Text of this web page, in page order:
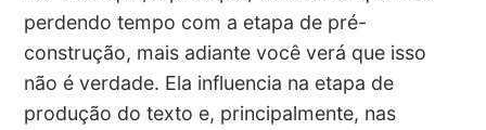
perdendo tempo com a etapa de pré-
construção, mais adiante você verá que isso
não é verdade. Ela influencia na etapa de
produção do texto e, principalmente, nas